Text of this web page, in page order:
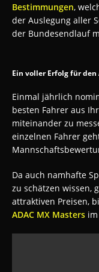
Bestimmungen,
der Auslegung aller
der Bundesendlauf
Ein voller Erfolg für den
Einmal jährlich
besten Fahrer aus
miteinander zu
einzelnen Fahrer
Da auch namhafte
zu schätzen wissen,
attraktiven Preisen,
ADAC MX Masters